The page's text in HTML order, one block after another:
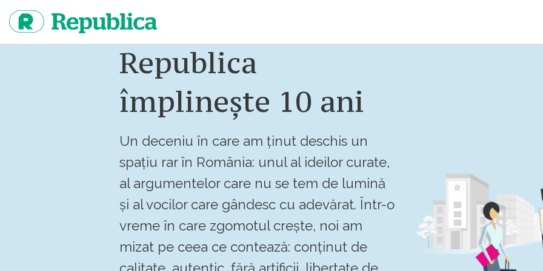
continut
Republica
împlinește 10 ani
Un deceniu în care am ținut deschis un
spațiu rar în România: unul al ideilor curate,
al argumentelor care nu se tem de lumină
și al vocilor care gândesc cu adevărat. Într-o
vreme în care zgomotul crește, noi am
mizat pe ceea ce contează: conținut de